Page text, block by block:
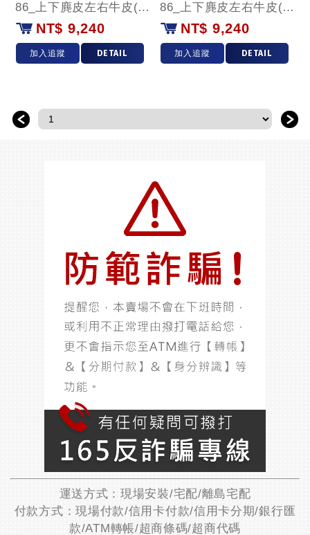
86_上下麂皮左右牛皮(紅環)款
NT$ 9,240
加入追蹤 DETAIL
86_上下麂皮左右牛皮(紅環)款
NT$ 9,240
加入追蹤 DETAIL
＜ ＞
運送方式：現場安裝/宅配/離島宅配
付款方式：現場付款/信用卡付款/信用卡分期/銀行匯
款/ATM轉帳/超商條碼/超商代碼